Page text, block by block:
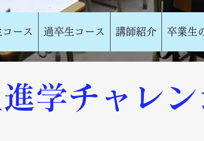
ース 過卒生コース 講師紹介 卒業生
学チャレ